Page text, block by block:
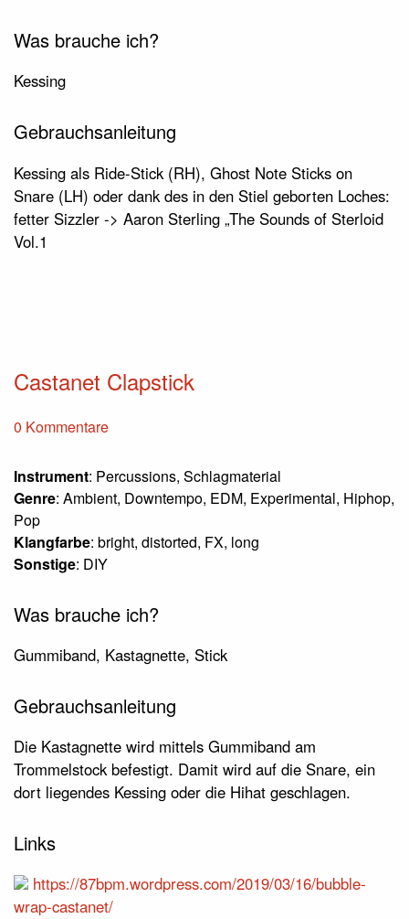
Was brauche ich?
Kessing
Gebrauchsanleitung
Kessing als Ride-Stick (RH), Ghost Note Sticks on
Snare (LH) oder dank des in den Stiel geborten Loches:
fetter Sizzler -> Aaron Sterling „The Sounds of Sterloid
Vol.1
Castanet Clapstick
0 Kommentare
Instrument: Percussions, Schlagmaterial
Genre: Ambient, Downtempo, EDM, Experimental, Hiphop,
Pop
Klangfarbe: bright, distorted, FX, long
Sonstige: DIY
Was brauche ich?
Gummiband, Kastagnette, Stick
Gebrauchsanleitung
Die Kastagnette wird mittels Gummiband am
Trommelstock befestigt. Damit wird auf die Snare, ein
dort liegendes Kessing oder die Hihat geschlagen.
Links
https://87bpm.wordpress.com/2019/03/16/bubble-
wrap-castanet/